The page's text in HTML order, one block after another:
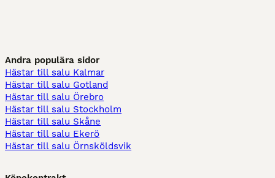
Andra populära sidor
Hästar till salu Kalmar
Hästar till salu Gotland
Hästar till salu Örebro
Hästar till salu Stockholm
Hästar till salu Skåne
Hästar till salu Ekerö
Hästar till salu Örnsköldsvik